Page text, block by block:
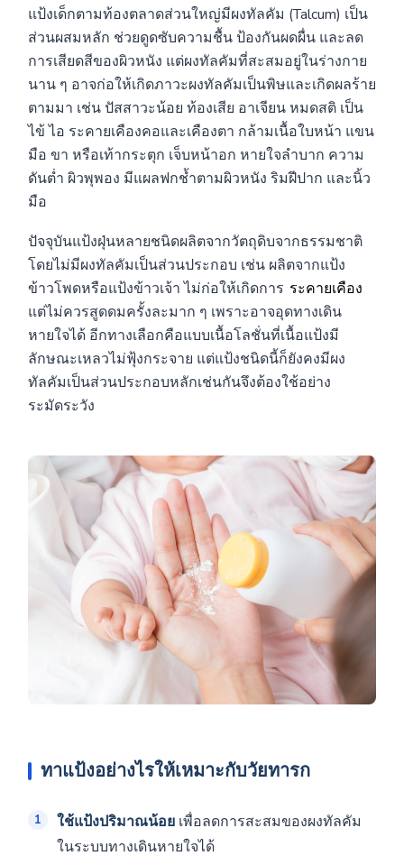
แป้งเด็กตามท้องตลาดส่วนใหญ่มีผงทัลคัม (Talcum) เป็น
ส่วนผสมหลัก ช่วยดูดซับความชื้น ป้องกันผดผื่น และลด
การเสียดสีของผิวหนัง แต่ผงทัลคัมที่สะสมอยู่ในร่างกาย
นาน ๆ อาจก่อให้เกิดภาวะผงทัลคัมเป็นพิษและเกิดผลร้าย
ตามมา เช่น ปัสสาวะน้อย ท้องเสีย อาเจียน หมดสติ เป็น
ไข้ ไอ ระคายเคืองคอและเคืองตา กล้ามเนื้อใบหน้า แขน
มือ ขา หรือเท้ากระตุก เจ็บหน้าอก หายใจลำบาก ความ
ดันต่ำ ผิวพุพอง มีแผลฟกช้ำตามผิวหนัง ริมฝีปาก และนิ้ว
มือ
ปัจจุบันแป้งฝุ่นหลายชนิดผลิตจากวัตถุดิบจากธรรมชาติ
โดยไม่มีผงทัลคัมเป็นส่วนประกอบ เช่น ผลิตจากแป้ง
ข้าวโพดหรือแป้งข้าวเจ้า ไม่ก่อให้เกิดการ ระคายเคือง
แต่ไม่ควรสูดดมครั้งละมาก ๆ เพราะอาจอุดทางเดิน
หายใจได้ อีกทางเลือกคือแบบเนื้อโลชั่นที่เนื้อแป้งมี
ลักษณะเหลวไม่ฟุ้งกระจาย แต่แป้งชนิดนี้ก็ยังคงมีผง
ทัลคัมเป็นส่วนประกอบหลักเช่นกันจึงต้องใช้อย่าง
ระมัดระวัง
ทาแป้งอย่างไรให้เหมาะกับวัยทารก
ใช้แป้งปริมาณน้อย เพื่อลดการสะสมของผงทัลคัม
ในระบบทางเดินหายใจได้